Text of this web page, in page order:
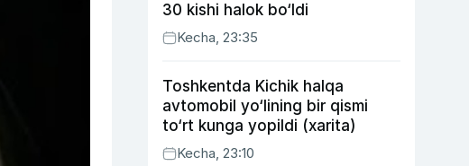
30 kishi halok bo‘ldi
Kecha, 23:35
Toshkentda Kichik halqa
avtomobil yo‘lining bir qismi
to‘rt kunga yopildi (xarita)
Kecha, 23:10